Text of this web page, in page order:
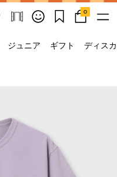
0
ジュニア ギフト ディス